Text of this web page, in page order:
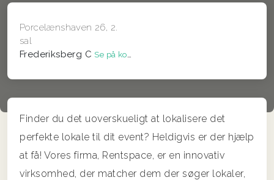
Porcelænshaven 26, 2.
sal
Frederiksberg C Se på kort
Finder du det uoverskueligt at lokalisere det
perfekte lokale til dit event? Heldigvis er der hjælp
at få! Vores firma, Rentspace, er en innovativ
virksomhed, der matcher dem der søger lokaler,